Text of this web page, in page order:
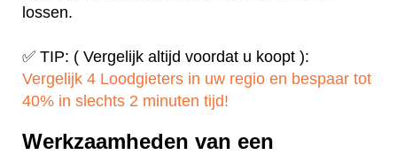
lossen.
✅ TIP: ( Vergelijk altijd voordat u koopt ):
Vergelijk 4 Loodgieters in uw regio en bespaar tot
40% in slechts 2 minuten tijd!
Werkzaamheden van een